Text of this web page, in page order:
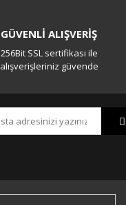
GÜVENLİ ALIŞVERİŞ
256Bit SSL sertifikası ile
alışverişleriniz güvende